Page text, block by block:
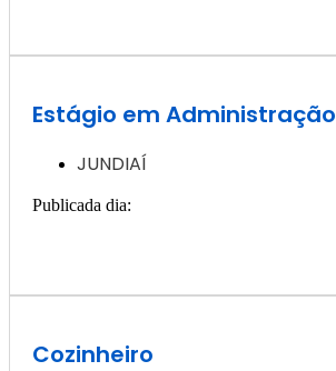
Estágio em Administração
JUNDIAÍ
Publicada dia:
Cozinheiro